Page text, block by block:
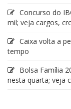
Concurso do
mil; veja cargos,
Caixa volta a
tempo
Bolsa Família
nesta quarta; veja